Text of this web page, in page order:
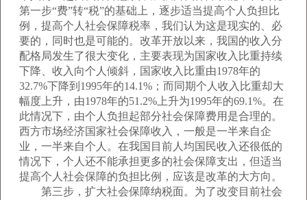
第一步“费”转“税”的基础上，逐步适当提高个人负担比
例，提高个人社会保障税率，我们认为这是现实的、必
要的，同时也是可能的。改革开放以来，我国的收入分
配格局发生了很大变化，主要表现为国家收入比重持续
下降、收入向个人倾斜，国家收入比重由1978年的
32.7%下降到1995年的14.1%；而同期个人收入比重却大
幅度上升，由1978年的51.2%上升为1995年的69.1%。在
此情况下，由个人负担起部分社会保障费用是合理的。
西方市场经济国家社会保障收入，一般是一半来自企
业，一半来自个人。在我国目前人均国民收入还很低的
情况下，个人还不能承担更多的社会保障支出，但适当
提高个人社会保障的负担比例，应该是改革的大方向。
第三步，扩大社会保障纳税面。为了改变目前社会